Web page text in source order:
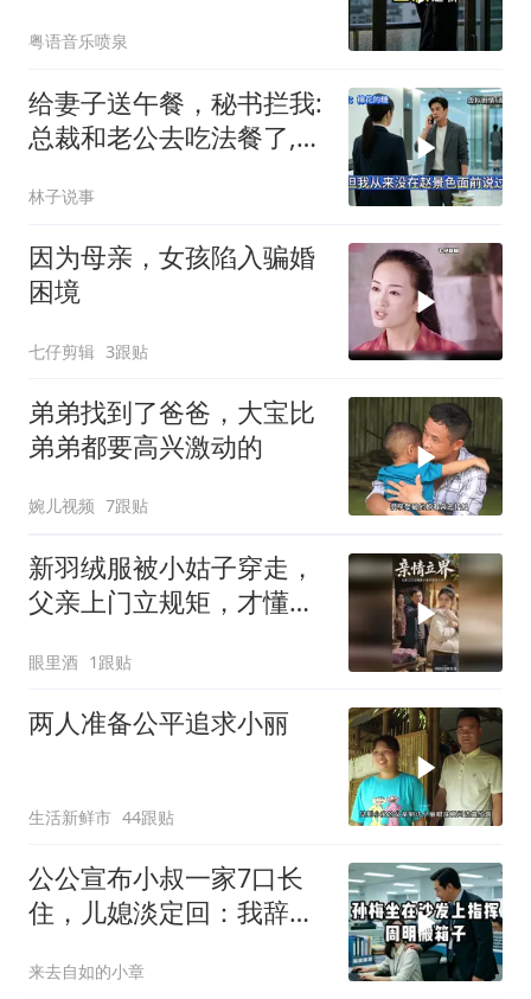
粤语音乐喷泉
给妻子送午餐，秘书拦我:
总裁和老公去吃法餐了,我
林子说事
因为母亲，女孩陷入骗婚
困境
七仔剪辑 3跟贴
弟弟找到了爸爸，大宝比
弟弟都要高兴激动的
婉儿视频 7跟贴
新羽绒服被小姑子穿走，
父亲上门立规矩，才懂亲
眼里酒 1跟贴
两人准备公平追求小丽
生活新鲜市 44跟贴
公公宣布小叔一家7口长
住，儿媳淡定回：我辞职
热闹
来去自如的小章